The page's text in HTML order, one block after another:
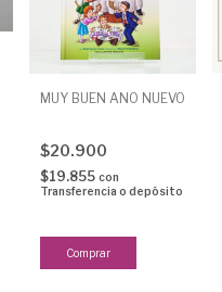
MUY BUEN AÑO NUEVO
$20.900
$19.855 con
Transferencia o depósito